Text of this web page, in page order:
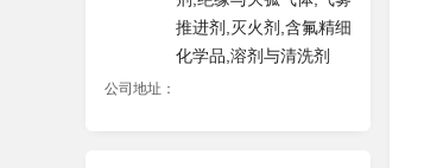
推进剂,灭火剂,含氟精细
化学品,溶剂与清洗剂
公司地址：